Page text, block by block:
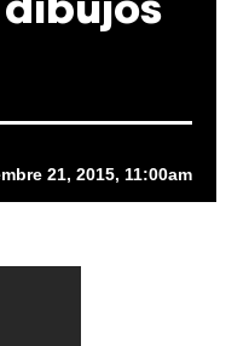
dibujos
21, 2015, 11:00am